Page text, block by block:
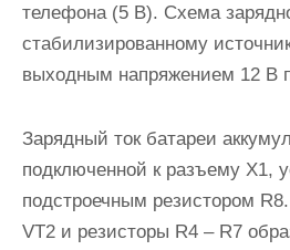
телефона (5 В). Схема
стабилизированному
выходным напряжением 12 В
Зарядный ток батареи
подключенной к разъему Х1,
подстроечным резистором
VT2 и резисторы R4 – R7